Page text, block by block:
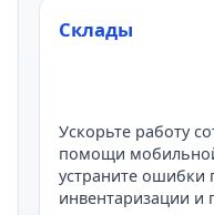
Склады
Ускорьте работу
помощи
устраните ошибки
инвентаризации и